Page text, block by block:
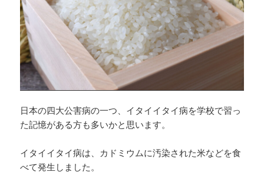
日本の四大公害病の一つ、イタイイタイ病を学校で習っ
た記憶がある方も多いかと思います。
イタイイタイ病は、カドミウムに汚染された米などを食
べて発生しました。